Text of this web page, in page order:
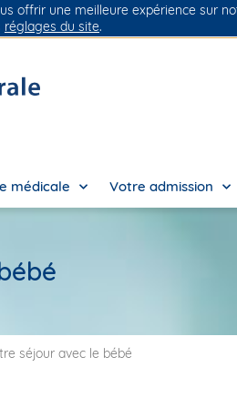
médicale Votre admission
séjour avec le bébé
offrir une meilleure expérience sur
réglages du site.